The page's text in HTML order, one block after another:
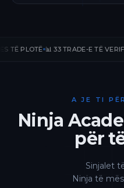
📊 33 TRADE-E TË
A JE TI
Ninja
për
Sinjalet
Ninja të